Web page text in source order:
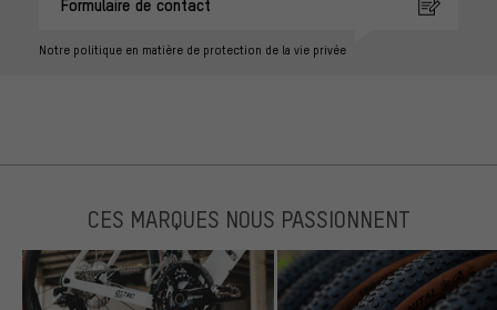
Formulaire de contact
Notre politique en matière de protection de la vie privée
CES MARQUES NOUS PASSIONNENT